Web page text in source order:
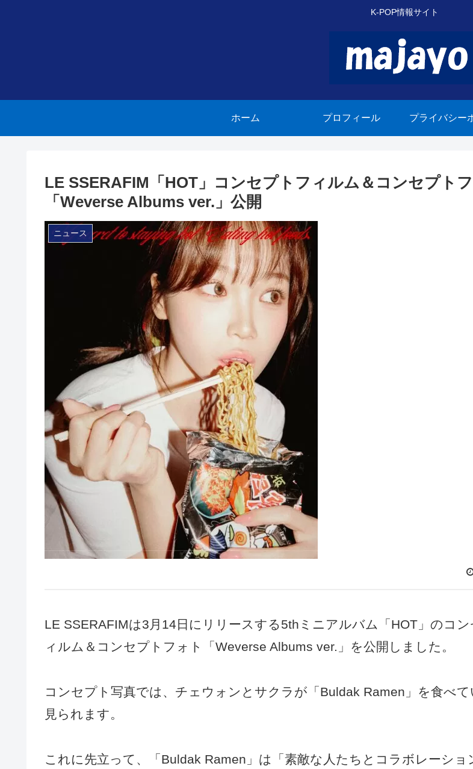
K-POP情報サイト
ホーム プロフィール プライバシー
LE SSERAFIM「HOT」コンセプトフィルム＆コンセプト
「Weverse Albums ver.」公開
ニュース
LE SSERAFIMは3月14日にリリースする5thミニアルバム「HOT」のコン
ィルム＆コンセプトフォト「Weverse Albums ver.」を公開しました。
コンセプト写真では、チェウォンとサクラが「Buldak Ramen」を食べ
見られます。
これに先立って、「Buldak Ramen」は「素敵な人たちとコラボレーショ